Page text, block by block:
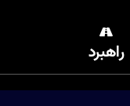
راهبرد